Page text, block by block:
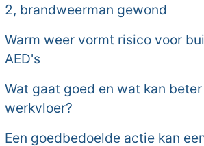
2, brandweerman gewond
Warm weer vormt risico voor
AED's
Wat gaat goed en wat kan
werkvloer?
Een goedbedoelde actie kan